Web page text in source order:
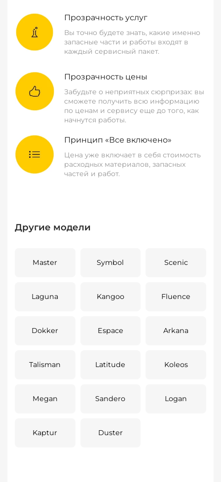
Прозрачность услуг
Вы точно будете знать, какие именно
запасные части и работы входят в
каждый сервисный пакет.
Прозрачность цены
Забудьте о неприятных сюрпризах: вы
сможете получить всю информацию
по ценам и сервису еще до того, как
начнутся работы.
Принцип «Все включено»
Цена уже включает в себя стоимость
расходных материалов, запасных
частей и работ.
Другие модели
Master Symbol Scenic
Laguna Kangoo Fluence
Dokker Espace Arkana
Talisman Latitude Koleos
Megan Sandero Logan
Kaptur Duster